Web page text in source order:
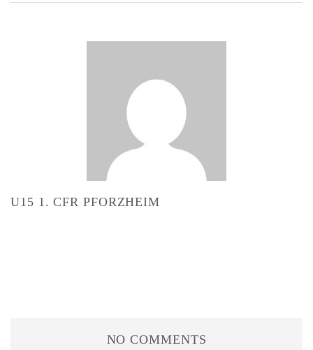
U15 1. CFR PFORZHEIM
NO COMMENTS